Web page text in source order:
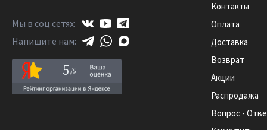
Мы в соц сетях:
Напишите нам:
5
Контакты
Оплата
Доставка
Возврат
Акции
Распродажа
Вопрос -